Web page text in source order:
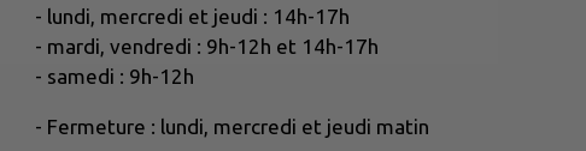
- lundi, mercredi et jeudi : 14h-17h
- mardi, vendredi : 9h-12h et 14h-17h
- samedi : 9h-12h
- Fermeture : lundi, mercredi et jeudi matin